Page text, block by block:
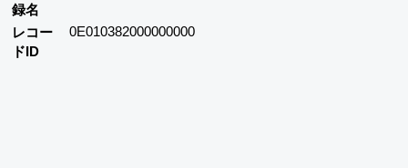
録名
レコー
ドID
0E010382000000000